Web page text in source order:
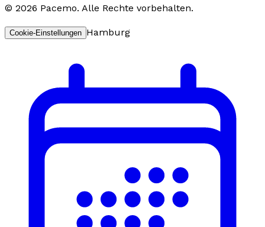
© 2026 Pacemo. Alle Rechte vorbehalten.
Cookie-Einstellungen Hamburg